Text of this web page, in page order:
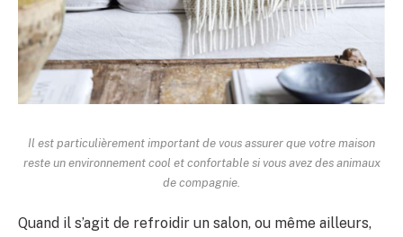
Il est particulièrement important de vous assurer que votre maison
reste un environnement cool et confortable si vous avez des animaux
de compagnie.
Quand il s’agit de refroidir un salon, ou même ailleurs,